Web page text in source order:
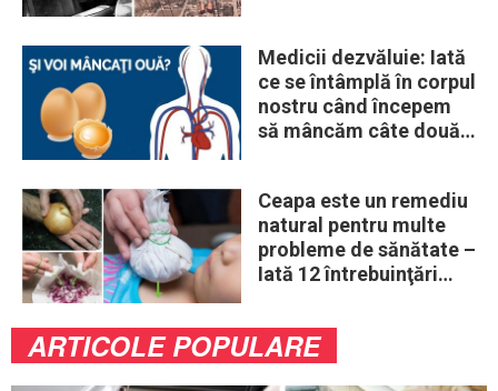
Medicii dezvăluie: Iată
ce se întâmplă în corpul
nostru când începem
să mâncăm câte două
Ceapa este un remediu
natural pentru multe
probleme de sănătate –
Iată 12 întrebuinţări
ARTICOLE POPULARE